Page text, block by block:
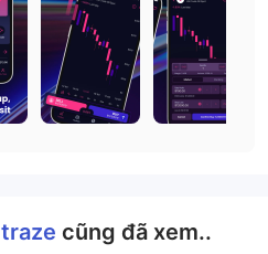
traze cũng đã xem..